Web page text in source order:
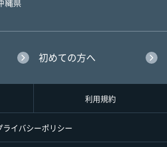
縄県
初めての方へ
利用規約
ライバシーポリシー